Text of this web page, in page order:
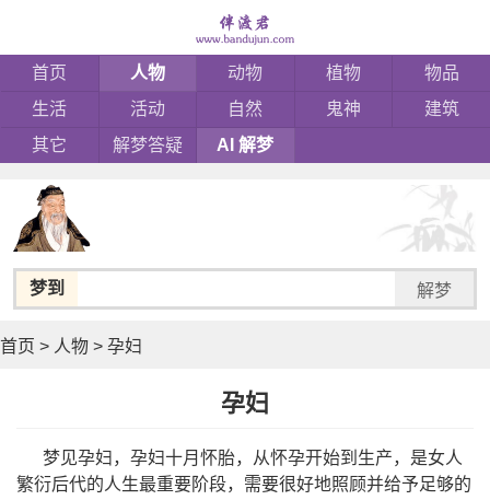
首页 人物 动物 植物
物品
生活
活动 自然 鬼神
建筑
其它
解梦答疑 AI 解梦
梦到 解梦
首页 > 人物 > 孕妇
孕妇
梦见孕妇，孕妇十月怀胎，从怀孕开始到生产，是女人
繁衍后代的人生最重要阶段，需要很好地照顾并给予足够的